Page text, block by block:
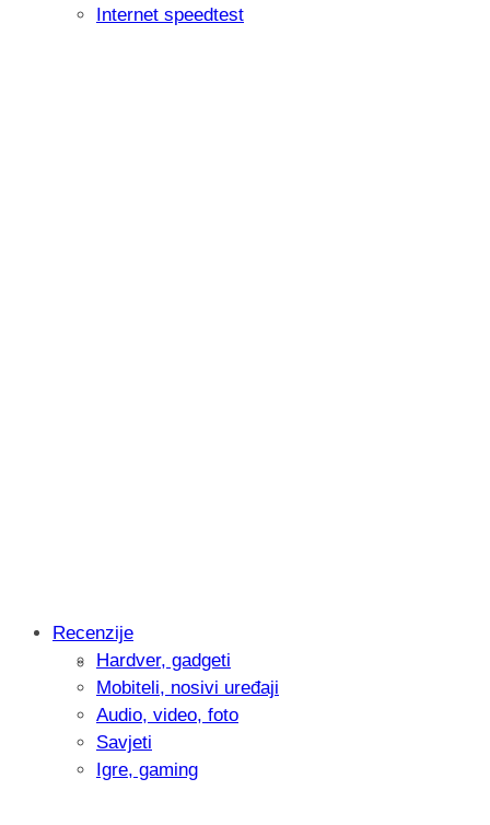
Internet speedtest
Intervju: Goran Jović, fotograf -
Recenzije
Hardver, gadgeti
Mobiteli, nosivi uređaji
Audio, video, foto
Savjeti
Igre, gaming